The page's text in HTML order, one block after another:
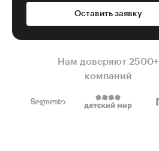
Оставить заявку
Нам доверяют 2500+
компаний